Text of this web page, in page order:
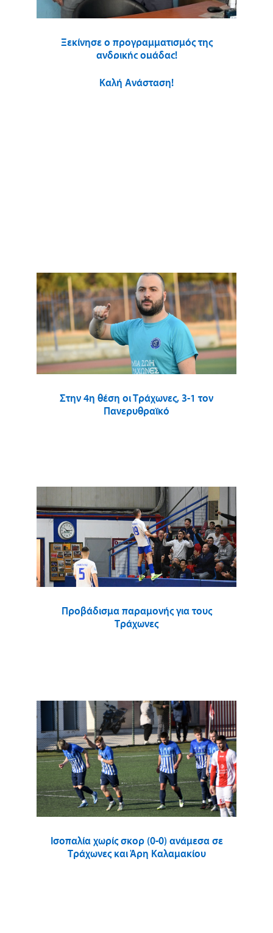
Ξεκίνησε ο προγραμματισμός της
ανδρικής ομάδας!
Καλή Ανάσταση!
Στην 4η θέση οι Τράχωνες, 3-1 τον
Πανερυθραϊκό
Προβάδισμα παραμονής για τους
Τράχωνες
Ισοπαλία χωρίς σκορ (0-0) ανάμεσα σε
Τράχωνες και Άρη Καλαμακίου